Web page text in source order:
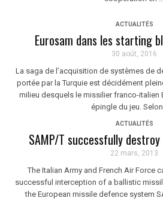
ACTUALITÉS
Eurosam dans les starting
30 août, 2016
La saga de l’acquisition de systèmes de
portée par la Turquie est décidément
milieu desquels le missilier franco-italien
épingle du jeu. Selon
ACTUALITÉS
SAMP/T successfully
22 mars, 2013
The Italian Army and French Air Force
successful interception of a ballistic
the European missile defence system